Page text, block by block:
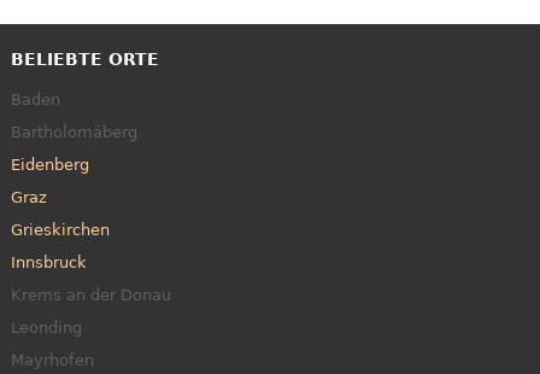
BELIEBTE ORTE
Baden
Bartholomäberg
Eidenberg
Graz
Grieskirchen
Innsbruck
Krems an der Donau
Leonding
Mayrhofen